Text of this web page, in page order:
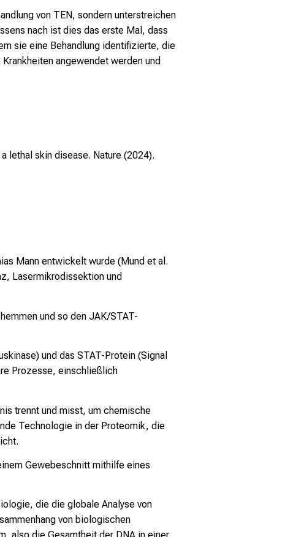
von TEN, sondern unterstreichen
nach ist dies das erste Mal, dass
sie eine Behandlung identifizierte, die
angewendet werden und
lethal skin disease. Nature (2024).
Mann entwickelt wurde (Mund et al.
Lasermikrodissektion und
und so den JAK/STAT-
und das STAT-Protein (Signal
Prozesse, einschließlich
trennt und misst, um chemische
Technologie in der Proteomik, die
Gewebeschnitt mithilfe eines
die die globale Analyse von
von biologischen